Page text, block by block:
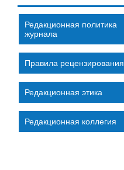
Редакционная политика
журнала
Правила рецензирования
Редакционная этика
Редакционная коллегия